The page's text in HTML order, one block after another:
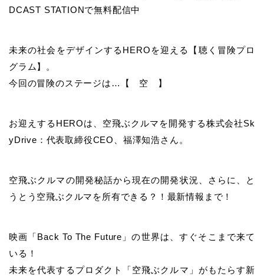
DCAST STATIONで無料配信中
未来の社会をデザインするHEROを迎える【聴く冒険プロ
グラム】。
今回の冒険のステージは…【 空 】
お迎えするHEROは、空飛ぶクルマを開発する株式会社Sk
yDrive：代表取締役CEO、福澤知浩さん。
空飛ぶクルマの開発秘話から現在の開発状況、さらに、と
うとう空飛ぶクルマを所有できる？！最新情報まで！
映画「Back To The Future」の世界は、すぐそこまで来て
いる！
未来を代表するプロダクト「空飛ぶクルマ」がもたらす新